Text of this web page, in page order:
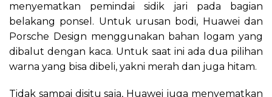
menyematkan pemindai sidik jari pada bagian
belakang ponsel. Untuk urusan bodi, Huawei dan
Porsche Design menggunakan bahan logam yang
dibalut dengan kaca. Untuk saat ini ada dua pilihan
warna yang bisa dibeli, yakni merah dan juga hitam.
Tidak sampai disitu saja, Huawei juga menyematkan